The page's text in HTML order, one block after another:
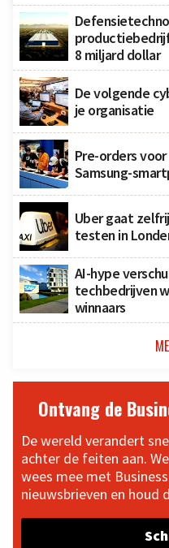
8 miljard dollar
De volgende
je organisatie
Pre-orders
Samsung-
Uber gaat
testen in
AI-hype
techbedrijven
winnaars
Ontvang de
De wereld verandert
achter de feiten aan.
wees mee met
nieuwsbrieven en houd